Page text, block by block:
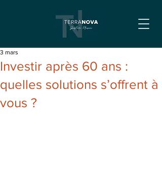
Investir après 60 ans :
quelles solutions s’offrent à
vous ?
3 mars